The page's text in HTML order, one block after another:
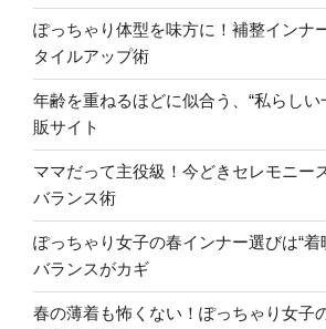
ぽっちゃり体型を味方に！補整インナ
タイルアップ術
年齢を重ねるほどに似合う、“私らしい
販サイト
ママだって主役級！今どきセレモニー
バランス術
ぽっちゃり女子の春インナー選びは“着
バランスがカギ
春の薄着も怖くない！ぽっちゃり女子